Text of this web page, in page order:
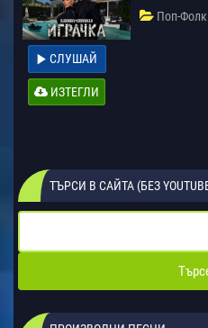
Поп-Фолк
СЛУШАЙ
ИЗТЕГЛИ
ТЪРСИ В САЙТА (БЕЗ